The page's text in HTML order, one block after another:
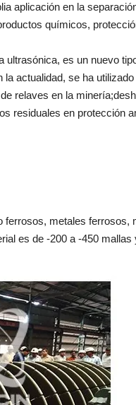
aplicación en la
químicos,
es un nuevo
actualidad, se ha
relaves en la
residuales en protección
ferrosos, metales
es de -200 a -450